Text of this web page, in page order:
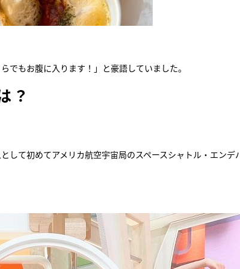
でもお腹に入ります！」と豪語していました。
？
して初めてアメリカ航空宇宙局のスペースシャトル・エンデ